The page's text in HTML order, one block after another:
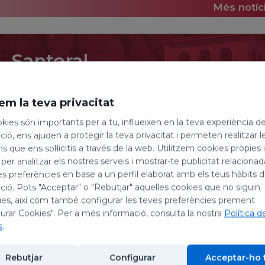
Més
Santoral
Sant Domènec de
Bonifàcia Rodríguez
Avui, dia 8 d’agost, celebrem la festivitat de
Ciríac, màrtir; i la de la santa Bonifàcia Rodríguez,
Sant Domènec de Guzmán, prevere
Va néixer cap al 1170 a Caleruega, un poblet de
teologia a Palència i,desitjós de vida cristiana,
catedral d’Osma. Acompanyant el seu bisbe en
la teva privacitat
són importants per a tu, influeixen en la teva experiència de
ens ajuden a protegir la teva privacitat i permeten realitzar
que ens sol·licitis a través de la web. Utilitzem cookies pròpies
analitzar els nostres serveis i mostrar-te publicitat
preferències en base a un perfil elaborat amb els teus hàbits
Pots "Acceptar" o "Rebutjar" aquelles cookies que no siguin
així com també configurar les teves preferències prement
Cookies". Per a més informació, consulta la nostra Política
.
Rebutjar Configurar Acceptar-ho